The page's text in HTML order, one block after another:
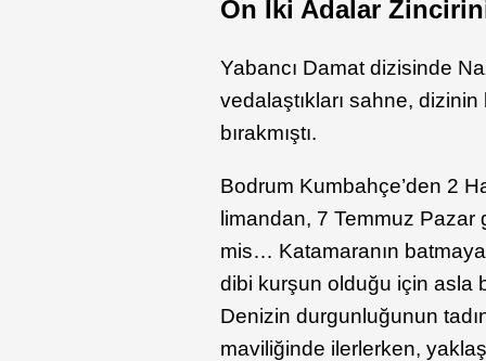
On İki Adalar
Yabancı Damat dizisinde
vedalaştıkları sahne,
bırakmıştı.
Bodrum Kumbahçe’den 2
limandan, 7 Temmuz
mis… Katamaranın
dibi kurşun olduğu için asla
Denizin durgunluğunun
maviliğinde ilerlerken,